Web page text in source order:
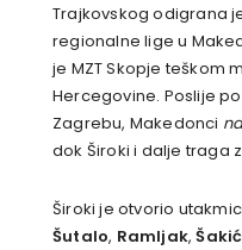
Trajkovskog odigrana
regionalne lige u
je MZT Skopje teškom
Hercegovine. Poslije
Zagrebu, Makedonci
dok Široki i dalje traga
Široki je otvorio
Šutalo, Ramljak,Šakić